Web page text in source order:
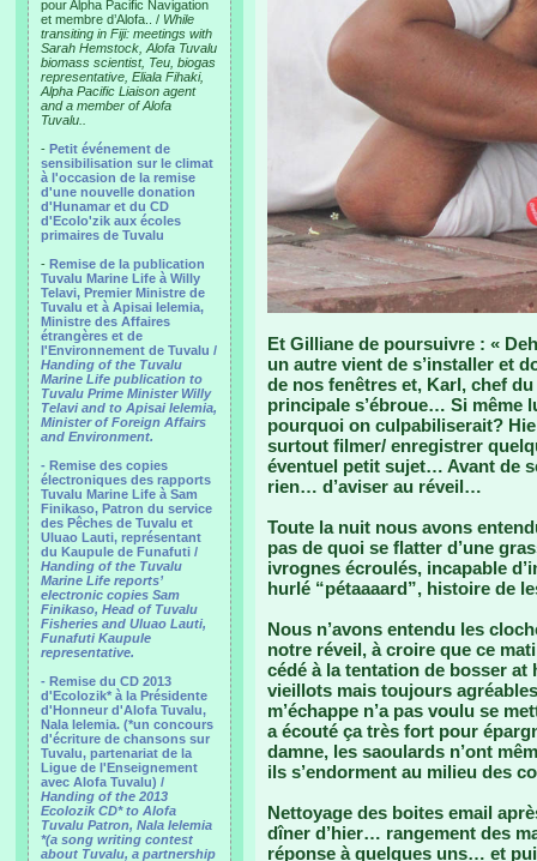
pour Alpha Pacific Navigation
et membre d’Alofa.. / While
transiting in Fiji: meetings with
Sarah Hemstock, Alofa Tuvalu
biomass scientist, Teu, biogas
representative, Eliala Fihaki,
Alpha Pacific Liaison agent
and a member of Alofa
Tuvalu..
- Petit événement de
sensibilisation sur le climat
à l'occasion de la remise
d'une nouvelle donation
d'Hunamar et du CD
d'Ecolo'zik aux écoles
primaires de Tuvalu
- Remise de la publication
Tuvalu Marine Life à Willy
Telavi, Premier Ministre de
Tuvalu et à Apisai Ielemia,
Ministre des Affaires
étrangères et de
l'Environnement de Tuvalu /
Handing of the Tuvalu
Marine Life publication to
Tuvalu Prime Minister Willy
Telavi and to Apisai Ielemia,
Minister of Foreign Affairs
and Environment.
- Remise des copies
électroniques des rapports
Tuvalu Marine Life à Sam
Finikaso, Patron du service
des Pêches de Tuvalu et
Uluao Lauti, représentant
du Kaupule de Funafuti /
Handing of the Tuvalu
Marine Life reports’
electronic copies Sam
Finikaso, Head of Tuvalu
Fisheries and Uluao Lauti,
Funafuti Kaupule
representative.
- Remise du CD 2013
d'Ecolozik* à la Présidente
d'Honneur d'Alofa Tuvalu,
Nala Ielemia. (*un concours
d'écriture de chansons sur
Tuvalu, partenariat de la
Ligue de l'Enseignement
avec Alofa Tuvalu) /
Handing of the 2013
Ecolozik CD* to Alofa
Tuvalu Patron, Nala Ielemia
*(a song writing contest
about Tuvalu, a partnership
Et Gilliane de poursuivre : «
un autre vient de s’installer et
de nos fenêtres et, Karl, chef
principale s’ébroue… Si même
pourquoi on culpabiliserait?
surtout filmer/ enregistrer
éventuel petit sujet… Avant de
rien… d’aviser au réveil…
Toute la nuit nous avons
pas de quoi se flatter d’une
ivrognes écroulés, incapable
hurlé “pétaaaard”, histoire de
Nous n’avons entendu les
notre réveil, à croire que ce
cédé à la tentation de bosser
vieillots mais toujours
m’échappe n’a pas voulu se
a écouté ça très fort pour
damne, les saoulards n’ont
ils s’endorment au milieu des
Nettoyage des boites email
dîner d’hier… rangement des
réponse à quelques uns… et